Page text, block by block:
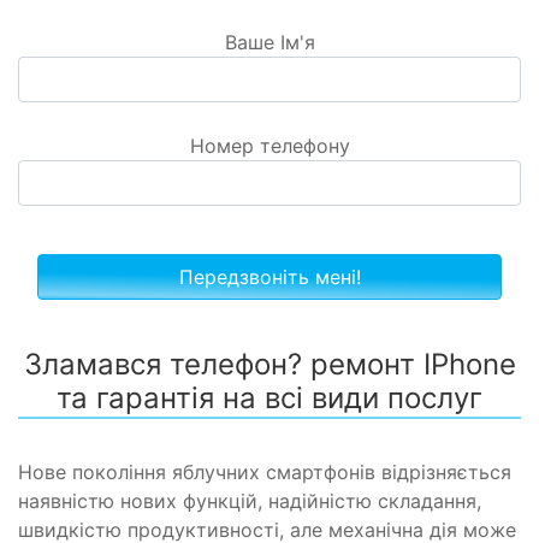
Ваше Ім'я
Номер телефону
Зламався телефон? ремонт IPhone
та гарантія на всі види послуг
Нове покоління яблучних смартфонів відрізняється
наявністю нових функцій, надійністю складання,
швидкістю продуктивності, але механічна дія може